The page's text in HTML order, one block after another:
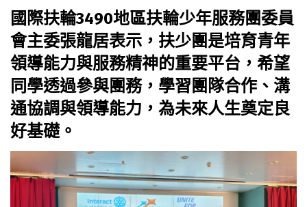
國際扶輪3490地區扶輪少年服務團委員
會主委張龍居表示，扶少團是培育青年
領導能力與服務精神的重要平台，希望
同學透過參與團務，學習團隊合作、溝
通協調與領導能力，為未來人生奠定良
好基礎。